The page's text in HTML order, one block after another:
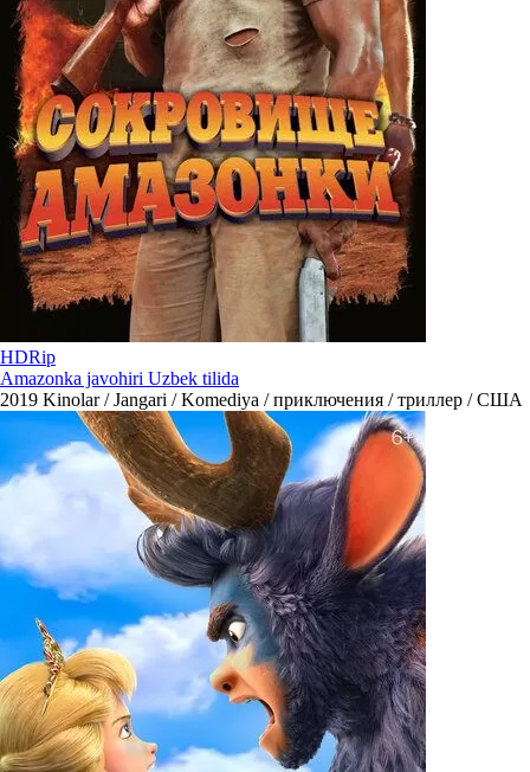
HDRip
Amazonka javohiri Uzbek tilida
2019 Kinolar / Jangari / Komediya / приключения / триллер / США